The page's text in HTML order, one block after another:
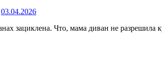
03.04.2026
зациклена. Что, мама диван не